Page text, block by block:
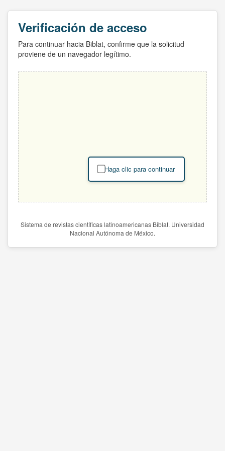
Verificación de acceso
Para continuar hacia Biblat, confirme que la solicitud
proviene de un navegador legítimo.
Haga clic para continuar
Sistema de revistas científicas latinoamericanas Biblat. Universidad
Nacional Autónoma de México.